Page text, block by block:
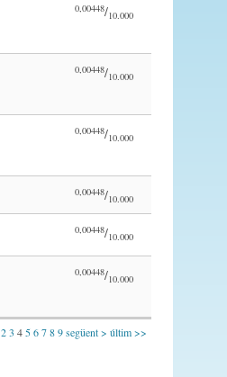
0,00448/10.000
0,00448/10.000
0,00448/10.000
0,00448/10.000
0,00448/10.000
0,00448/10.000
23 4 56789següent > últim >>